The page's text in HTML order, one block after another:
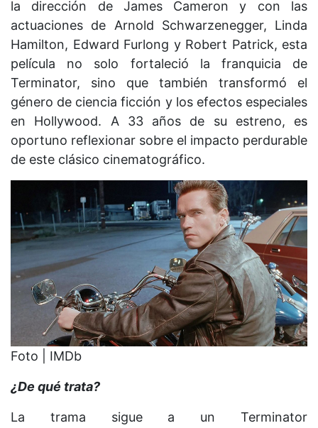
la dirección de James Cameron y con las
actuaciones de Arnold Schwarzenegger, Linda
Hamilton, Edward Furlong y Robert Patrick, esta
película no solo fortaleció la franquicia de
Terminator, sino que también transformó el
género de ciencia ficción y los efectos especiales
en Hollywood. A 33 años de su estreno, es
oportuno reflexionar sobre el impacto perdurable
de este clásico cinematográfico.
Foto | IMDb
¿De qué trata?
La trama sigue a un Terminator